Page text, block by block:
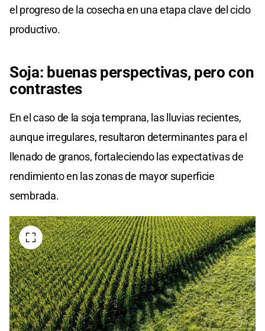
el progreso de la cosecha en una etapa clave del ciclo
productivo.
Soja: buenas perspectivas, pero con
contrastes
En el caso de la soja temprana, las lluvias recientes,
aunque irregulares, resultaron determinantes para el
llenado de granos, fortaleciendo las expectativas de
rendimiento en las zonas de mayor superficie
sembrada.